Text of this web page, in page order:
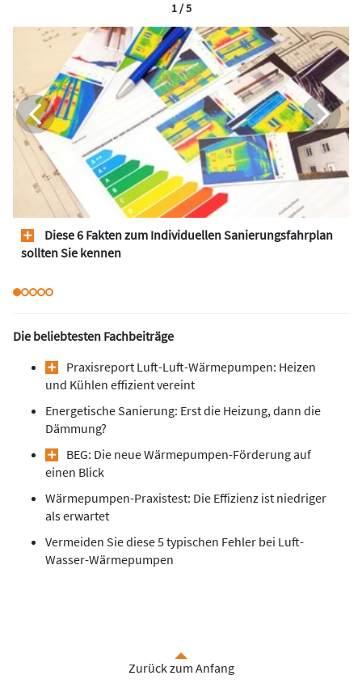
Diese 6 Fakten zum Individuellen Sanierungsfahrplan
sollten Sie kennen
1 / 5
Die beliebtesten Fachbeiträge
Praxisreport Luft-Luft-Wärmepumpen: Heizen
und Kühlen effizient vereint
Energetische Sanierung: Erst die Heizung, dann die
Dämmung?
BEG: Die neue Wärmepumpen-Förderung auf
einen Blick
Wärmepumpen-Praxistest: Die Effizienz ist niedriger
als erwartet
Vermeiden Sie diese 5 typischen Fehler bei Luft-
Wasser-Wärmepumpen
Zurück zum Anfang